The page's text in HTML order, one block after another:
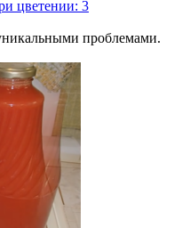
цветении: 3
проблемами.